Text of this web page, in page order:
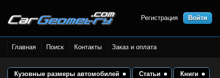
Размеры кузова автомобилей.
Контрольные точки и кузовные
размеры. Геометрия кузова
Регистрация Войти
Главная Поиск Контакты Заказ и оплата
Кузовные размеры автомобилей Статьи Книги